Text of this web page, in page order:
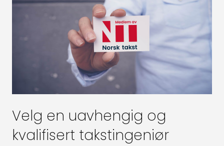
Velg en uavhengig og
kvalifisert takstingeniør